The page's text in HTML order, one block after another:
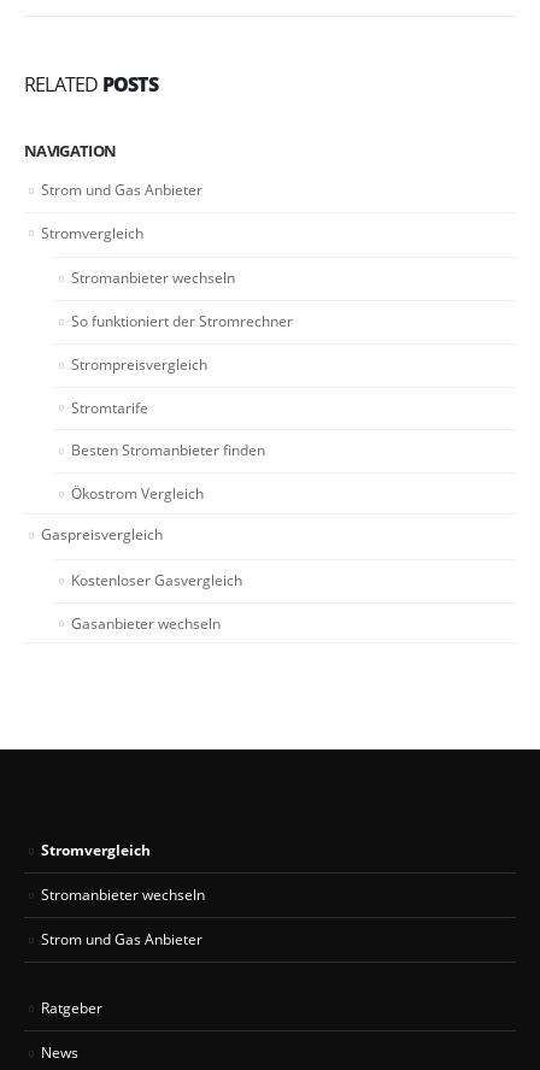
RELATED POSTS
NAVIGATION
Strom und Gas Anbieter
Stromvergleich
Stromanbieter wechseln
So funktioniert der Stromrechner
Strompreisvergleich
Stromtarife
Besten Stromanbieter finden
Ökostrom Vergleich
Gaspreisvergleich
Kostenloser Gasvergleich
Gasanbieter wechseln
Stromvergleich
Stromanbieter wechseln
Strom und Gas Anbieter
Ratgeber
News